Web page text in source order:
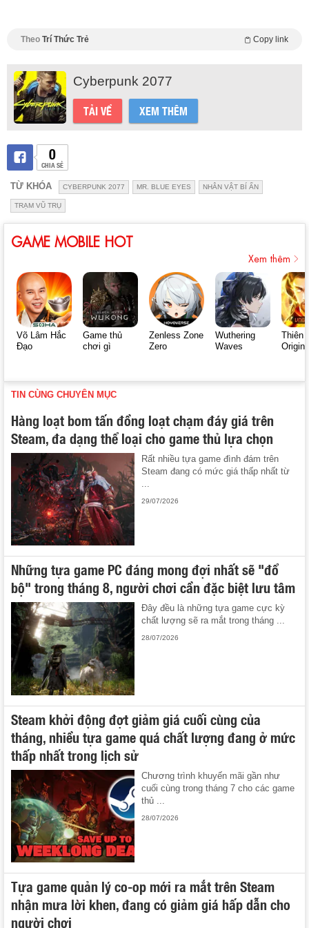
Theo Trí Thức Trẻ Copy link
Cyberpunk 2077
TẢI VỀ XEM THÊM
0
CHIA SẺ
TỪ KHÓA CYBERPUNK 2077 MR. BLUE EYES NHÂN VẬT BÍ ẨN
TRẠM VŨ TRỤ
GAME MOBILE HOT
Xem thêm
Võ Lâm Hắc
Đạo
Game thủ
chơi gì
Zenless Zone
Zero
Wuthering
Waves
Thiên
Origin
TIN CÙNG CHUYÊN MỤC
Hàng loạt bom tấn đồng loạt chạm đáy giá trên
Steam, đa dạng thể loại cho game thủ lựa chọn
Rất nhiều tựa game đình đám trên
Steam đang có mức giá thấp nhất từ
29/07/2026
Những tựa game PC đáng mong đợi nhất sẽ "đổ
bộ" trong tháng 8, người chơi cần đặc biệt lưu tâm
Đây đều là những tựa game cực kỳ
chất lượng sẽ ra mắt trong tháng ...
28/07/2026
Steam khởi động đợt giảm giá cuối cùng của
tháng, nhiều tựa game quá chất lượng đang ở mức
thấp nhất trong lịch sử
Chương trình khuyến mãi gần như
cuối cùng trong tháng 7 cho các game
thủ ...
28/07/2026
Tựa game quản lý co-op mới ra mắt trên Steam
nhận mưa lời khen, đang có giảm giá hấp dẫn cho
người chơi